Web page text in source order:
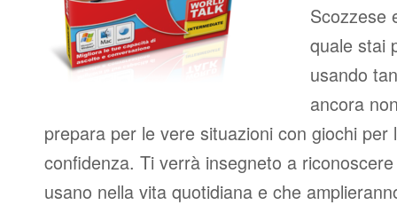
Scozzese
quale stai
usando
ancora
prepara per le vere situazioni con giochi per
confidenza. Ti verrà insegneto a
usano nella vita quotidiana e che